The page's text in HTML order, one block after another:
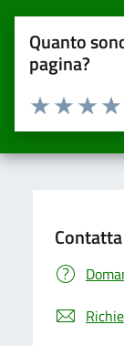
Quanto
pagina?
Valuta da 1 a 5
Valuta
Valuta 2
Valuta una